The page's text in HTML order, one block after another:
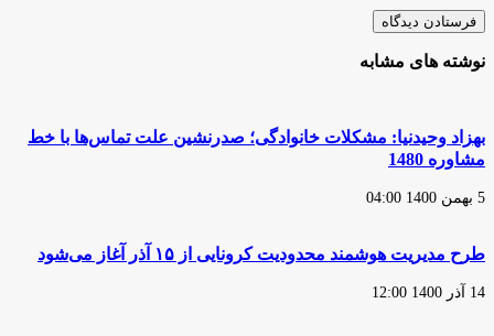
نوشته های مشابه
بهزاد وحیدنیا: مشکلات خانوادگی؛ صدرنشین علت تماس‌ها با خط
مشاوره 1480
5 بهمن 1400 04:00
طرح مدیریت هوشمند محدودیت کرونایی از ۱۵ آذر آغاز می‌شود
14 آذر 1400 12:00